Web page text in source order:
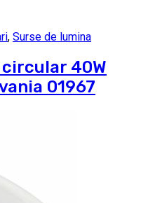
, Surse de lumina
40W
01967